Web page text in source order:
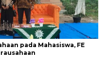
pada Mahasiswa, FE